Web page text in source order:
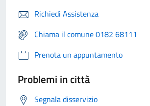
Richiedi Assistenza
Chiama il comune 0182 68111
Prenota un appuntamento
Problemi in città
Segnala disservizio